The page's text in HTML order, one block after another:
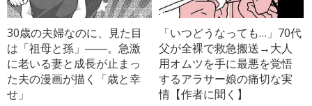
30歳の夫婦なのに、見た目
は「祖母と孫」――。急激
に老いる妻と成長が止まっ
た夫の漫画が描く「歳と幸
せ」
「いつどうなっても…」70代
父が全裸で救急搬送→大人
用オムツを手に最悪を覚悟
するアラサー娘の痛切な実
情【作者に聞く】